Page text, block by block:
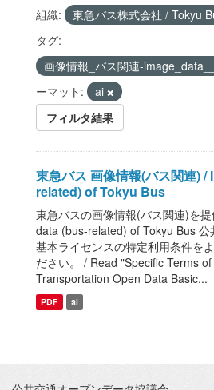
組織:
東急バス株式会社 / Tokyu
タグ:
画像情報_バス関連-
ーマット:
ai
フィルタ結果
東急バス 画像情報(バス関連)
related) of Tokyu Bus
東急バスの画像情報(バス関連)を
data (bus-related) of Tokyu Bus 公
基本ライセンスの特定利用条件を
ださい。 / Read "Specific Terms
Transportation Open Data Basic...
PDF ai